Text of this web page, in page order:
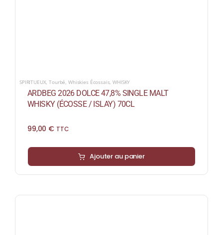
SPIRITUEUX,Tourbé, Whiskies Écossais,WHISKY
ARDBEG 2026 DOLCE 47,8% SINGLE MALT
WHISKY (ÉCOSSE / ISLAY) 70CL
99,00 € TTC
Ajouter au panier